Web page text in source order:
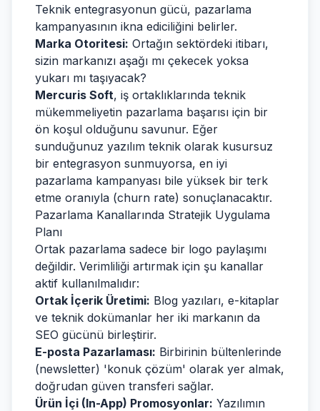
Teknik entegrasyonun gücü, pazarlama
kampanyasının ikna ediciliğini belirler.
Marka Otoritesi: Ortağın sektördeki itibarı,
sizin markanızı aşağı mı çekecek yoksa
yukarı mı taşıyacak?
Mercuris Soft, iş ortaklıklarında teknik
mükemmeliyetin pazarlama başarısı için bir
ön koşul olduğunu savunur. Eğer
sunduğunuz yazılım teknik olarak kusursuz
bir entegrasyon sunmuyorsa, en iyi
pazarlama kampanyası bile yüksek bir terk
etme oranıyla (churn rate) sonuçlanacaktır.
Pazarlama Kanallarında Stratejik Uygulama
Planı
Ortak pazarlama sadece bir logo paylaşımı
değildir. Verimliliği artırmak için şu kanallar
aktif kullanılmalıdır:
Ortak İçerik Üretimi: Blog yazıları, e-kitaplar
ve teknik dokümanlar her iki markanın da
SEO gücünü birleştirir.
E-posta Pazarlaması: Birbirinin bültenlerinde
(newsletter) 'konuk çözüm' olarak yer almak,
doğrudan güven transferi sağlar.
Ürün İçi (In-App) Promosyonlar: Yazılımın